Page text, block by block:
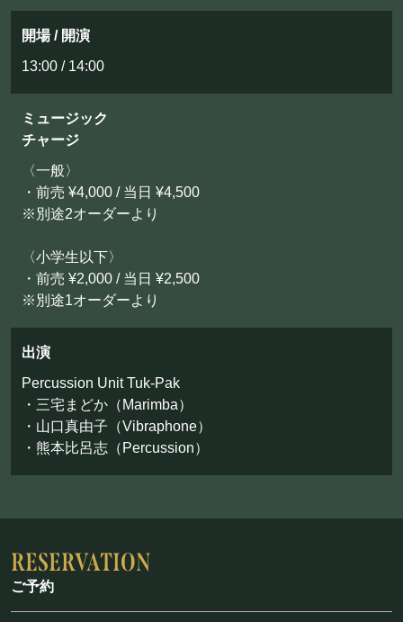
開場 / 開演
13:00 / 14:00
ミュージック
チャージ
〈一般〉
・前売 ¥4,000 / 当日 ¥4,500
※別途2オーダーより
〈小学生以下〉
・前売 ¥2,000 / 当日 ¥2,500
※別途1オーダーより
出演
Percussion Unit Tuk-Pak
・三宅まどか（Marimba）
・山口真由子（Vibraphone）
・熊本比呂志（Percussion）
ご予約